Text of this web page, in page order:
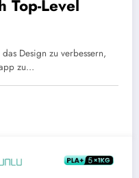
Top-Level
Design zu verbessern,
zu…